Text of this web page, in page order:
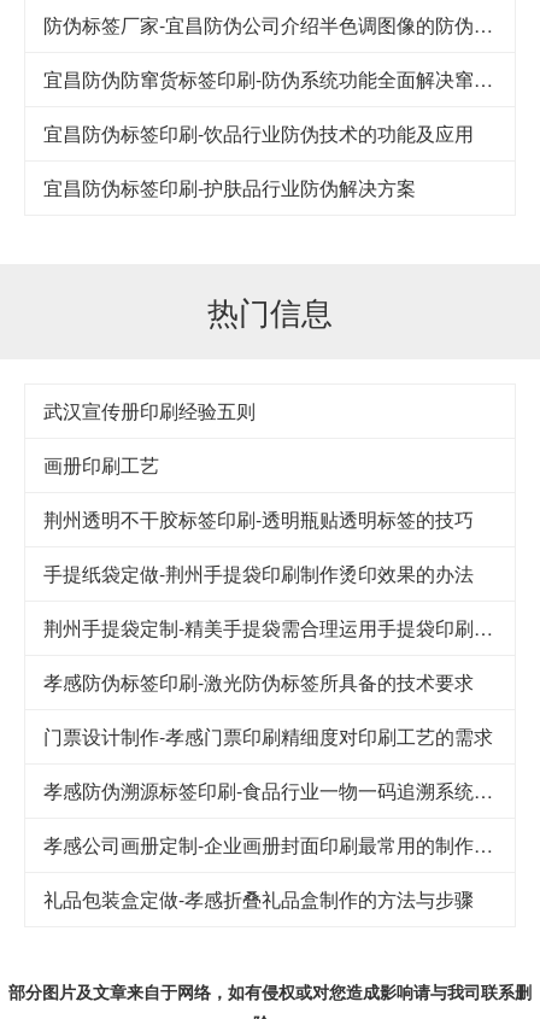
防伪标签厂家-宜昌防伪公司介绍半色调图像的防伪技术
宜昌防伪防窜货标签印刷-防伪系统功能全面解决窜货难题
宜昌防伪标签印刷-饮品行业防伪技术的功能及应用
宜昌防伪标签印刷-护肤品行业防伪解决方案
热门信息
武汉宣传册印刷经验五则
画册印刷工艺
荆州透明不干胶标签印刷-透明瓶贴透明标签的技巧
手提纸袋定做-荆州手提袋印刷制作烫印效果的办法
荆州手提袋定制-精美手提袋需合理运用手提袋印刷技巧
孝感防伪标签印刷-激光防伪标签所具备的技术要求
门票设计制作-孝感门票印刷精细度对印刷工艺的需求
孝感防伪溯源标签印刷-食品行业一物一码追溯系统解决方案
孝感公司画册定制-企业画册封面印刷最常用的制作工艺
礼品包装盒定做-孝感折叠礼品盒制作的方法与步骤
部分图片及文章来自于网络，如有侵权或对您造成影响请与我司联系删